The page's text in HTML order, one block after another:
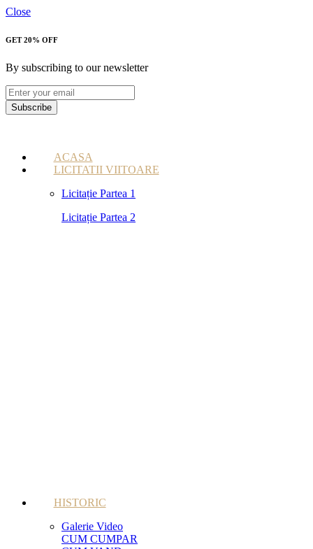
Close
GET 20% OFF
By subscribing to our newsletter
Subscribe
ACASA
LICITATII VIITOARE
Licitație Partea 1
Licitație Partea 2
HISTORIC
Galerie Video
CUM CUMPAR